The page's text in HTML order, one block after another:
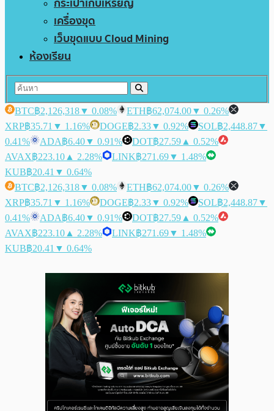
เครื่องขุด
เว็บขุดแบบ Cloud Mining
ห้องเรียน
BTC฿2,126,318▼ 0.08% ETH฿62,074.00▼ 0.26%
XRP฿35.71 ▼ 1.16% DOGE฿2.33▼ 0.92% SOL฿2,448.87▼
0.41%
ADA฿6.40▼ 0.91% DOT฿27.59 ▲ 0.52%
AVAX฿223.10 ▲ 2.28% LINK฿271.69▼ 1.48%
KUB฿20.41 ▼ 0.64%
BTC฿2,126,318▼ 0.08% ETH฿62,074.00▼ 0.26%
XRP฿35.71 ▼ 1.16% DOGE฿2.33▼ 0.92% SOL฿2,448.87▼
0.41%
ADA฿6.40▼ 0.91% DOT฿27.59 ▲ 0.52%
AVAX฿223.10 ▲ 2.28% LINK฿271.69▼ 1.48%
KUB฿20.41 ▼ 0.64%